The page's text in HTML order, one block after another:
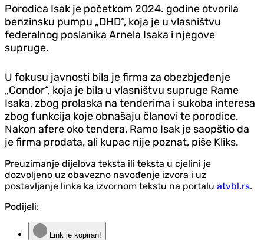
Porodica Isak je početkom 2024. godine otvorila
benzinsku pumpu „DHD“, koja je u vlasništvu
federalnog poslanika Arnela Isaka i njegove
supruge.
U fokusu javnosti bila je firma za obezbjeđenje
„Condor“, koja je bila u vlasništvu supruge Rame
Isaka, zbog prolaska na tenderima i sukoba interesa
zbog funkcija koje obnašaju članovi te porodice.
Nakon afere oko tendera, Ramo Isak je saopštio da
je firma prodata, ali kupac nije poznat, piše Kliks.
Preuzimanje dijelova teksta ili teksta u cjelini je
dozvoljeno uz obavezno navođenje izvora i uz
postavljanje linka ka izvornom tekstu na portalu atvbl.rs.
Podijeli:
Link je kopiran!